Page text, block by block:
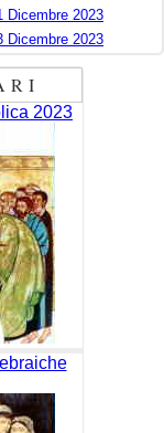
Dicembre 2023
Dicembre 2023
2023